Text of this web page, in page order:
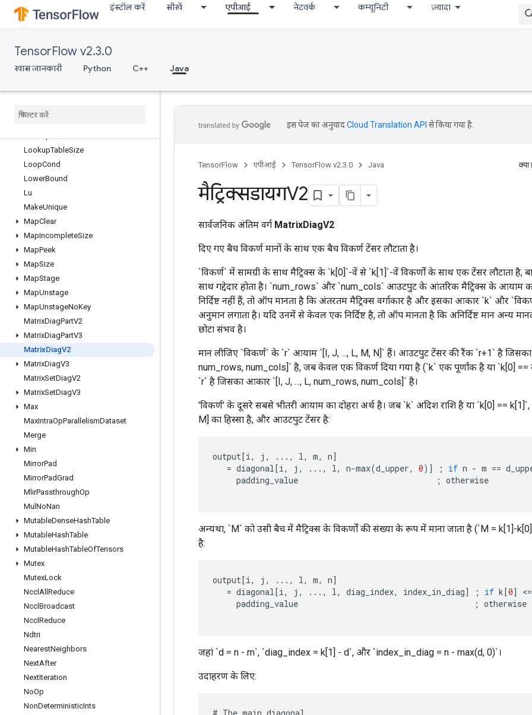
इंस्टॉल करें सीखें एपीआई नेटवर्क कम्यूनिटी ज़्यादा
TensorFlow v2.3.0
खास जानकारी Python C++ Java
LoadTPUEmbeddingProximalYogiParametersGradAccumDebug
LoadTPUEmbeddingRMSPropParameters
LoadTPUEmbeddingStochasticGradientDescentParameters
LoadTPUEmbeddingStochasticGradientDescentParametersGradAccumDebug
LookupTableFind
LookupTableSize
LoopCond
LowerBound
Lu
MakeUnique
MapClear
MapIncompleteSize
MapPeek
MapSize
MapStage
MapUnstage
MapUnstageNoKey
MatrixDiagPartV2
MatrixDiagPartV3
MatrixDiagV2
MatrixDiagV3
MatrixSetDiagV2
MatrixSetDiagV3
Max
MaxIntraOpParallelismDataset
Merge
Min
MirrorPad
MirrorPadGrad
MlirPassthroughOp
Mul NoNan
MutableDenseHashTable
MutableHashTable
MutableHashTableOfTensors
Mutex
MutexLock
Nccl All Reduce
Nccl Broadcast
Nccl Reduce
Ndtri
NearestNeighbors
NextAfter
NextIteration
NoOp
NonDeterministicInts
इस पेज का अनुवादCloud Translation API से किया गया है.
TensorFlow एपीआई TensorFlow v2.3.0 Java
मैट्रिक्सडायगV2
सार्वजनिक अंतिम वर्ग MatrixDiagV2
दिए गए बैच विकर्ण मानों के साथ एक बैच विकर्ण टेंसर लौटाता है।
`विकर्ण` में सामग्री के साथ मैट्रिक्स के `k[0]`-वें से `k[1]`-वें विकर्णों के साथ एक टेंसर लौटाता है,
साथ गद्देदार होता है। `num_rows` और `num_cols` आउटपुट के आंतरिक मैट्रिक्स के आयाम को
निर्दिष्ट नहीं हैं, तो ऑप मानता है कि अंतरतम मैट्रिक्स वर्गाकार है और इसका आकार `k` और
अनुमान लगाता है। यदि उनमें से केवल एक निर्दिष्ट है, तो ऑप मानता है कि अनिर्दिष्ट मान अन्य
छोटा संभव है।
मान लीजिए `विकर्ण` के `r` आयाम `[I, J, ..., L, M, N]` हैं। आउटपुट टेंसर की रैंक `r+1` है
num_rows, num_cols]` है, जब केवल एक विकर्ण दिया गया है (`k` एक पूर्णांक है या `k[0]
`r` है जिसका आकार `[I, J, ..., L, num_rows, num_cols]` है।
'विकर्ण' के दूसरे सबसे भीतरी आयाम का दोहरा अर्थ है। जब `k` अदिश राशि है या `k[0] ==
M] का हिस्सा है, और आउटपुट टेंसर है:
output[i, j , ..., l, m, n]
= diagonal[i, j , ..., l, n-max(d_upper, 0) ] ; if n - m ==
padding_value
; otherwise
अन्यथा, `M` को उसी बैच में मैट्रिक्स के विकर्णों की संख्या के रूप में माना जाता है (`M = k[1]-
है:
output[i, j , ..., l, m, n]
= diagonal[i, j , ..., l, diag_index, index_in_diag] ; if k[0] <=
padding_value
; otherwise
जहां `d = n - m`, `diag_index = k[1] - d`, और `index_in_diag = n - max(d, 0)`।
उदाहरण के लिए: